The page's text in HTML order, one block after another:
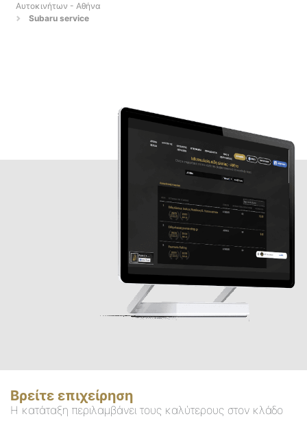
Αυτοκινήτων - Αθήνα
Subaru service
Βρείτε επιχείρηση
Η κατάταξη περιλαμβάνει τους καλύτερους στον κλάδο